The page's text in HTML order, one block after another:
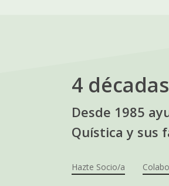
4
Desde 1985
Quística y sus
Hazte Socio/a